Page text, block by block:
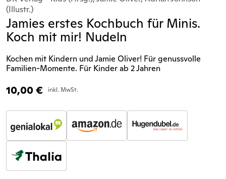
(Illustr.)
Jamies erstes Kochbuch für Minis.
Koch mit mir! Nudeln
Kochen mit Kindern und Jamie Oliver! Für genussvolle
Familien-Momente. Für Kinder ab 2 Jahren
10,00€ inkl. MwSt.